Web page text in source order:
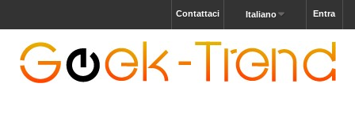
Entra
Italiano
Contattaci